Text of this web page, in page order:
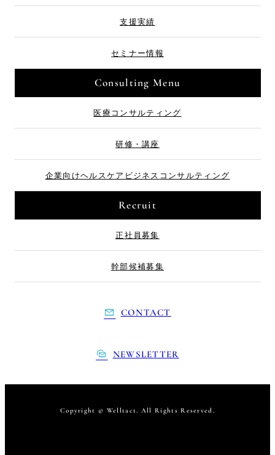
支援実績
セミナー情報
Consulting Menu
医療コンサルティング
研修・講座
企業向けヘルスケアビジネス コンサルティング
Recruit
正社員募集
幹部候補募集
CONTACT
NEWSLETTER
Copyright © Welltact. All Rights Reserved.